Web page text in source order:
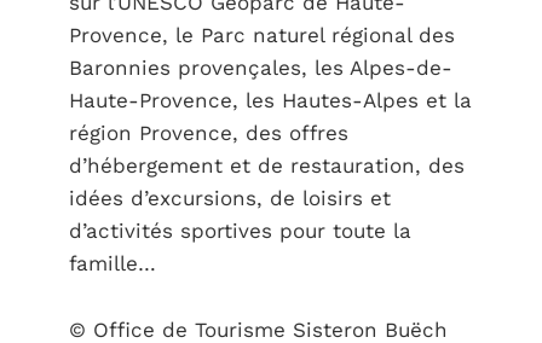
Provence, le Parc naturel régional des
Baronnies provençales, les Alpes-de-
Haute-Provence, les Hautes-Alpes et la
région Provence, des offres
d’hébergement et de restauration, des
idées d’excursions, de loisirs et
d’activités sportives pour toute la
famille…
© Office de Tourisme Sisteron Buëch